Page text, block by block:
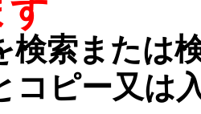
す
検索または
コピー又は